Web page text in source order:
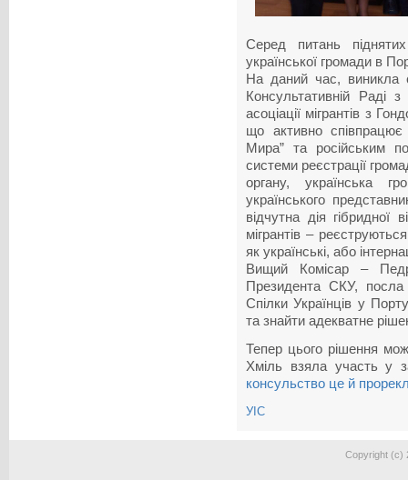
Серед питань
української громади в
На даний час, виникла
Консультативній Раді
асоціації мігрантів з
що активно співпрацює
Мира” та російським
системи реєстрації
органу, українська
українського
відчутна дія гібридної
мігрантів –
як українські, або
Вищий Комісар –
Президента СКУ, посла
Спілки Українців у
та знайти адекватне
Тепер цього рішення
Хміль взяла участь у
консульство це й
УІС
Copyright (c)